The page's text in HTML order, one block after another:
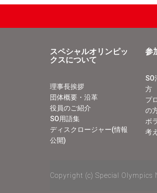
スペシャルオリンピッ
クスについて
理事長挨拶
団体概要・沿革
役員のご紹介
SO用語集
ディスクロージャー(情報
公開)
参
SO
方
プ
の
ボ
考
Copyright (c) Special Olympics